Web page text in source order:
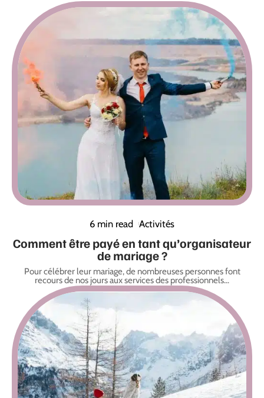
6 min read Activités
Comment être payé en tant qu’organisateur
de mariage ?
Pour célébrer leur mariage, de nombreuses personnes font
recours de nos jours aux services des professionnels…